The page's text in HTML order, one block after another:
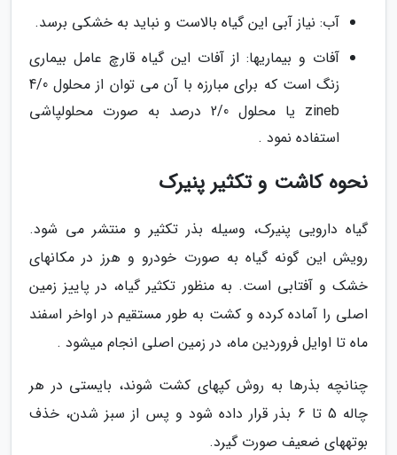
آب: نیاز آبی این گیاه بالاست و نباید به خشکی برسد.
آفات و بیماریها: از آفات این گیاه قارچ عامل بیماری
زنگ است که برای مبارزه با آن می توان از محلول 4/0
zineb یا محلول 2/0 درصد به صورت محلولپاشی
استفاده نمود .
نحوه کاشت و تکثیر پنیرک
گیاه دارویی پنیرک، وسیله بذر تکثیر و منتشر می شود.
رویش این گونه گیاه به صورت خودرو و هرز در مکانهای
خشک و آفتابی است. به منظور تکثیر گیاه، در پاییز زمین
اصلی را آماده کرده و کشت به طور مستقیم در اواخر اسفند
ماه تا اوایل فروردین ماه، در زمین اصلی انجام میشود .
چنانچه بذرها به روش کپهای کشت شوند، بایستی در هر
چاله 5 تا 6 بذر قرار داده شود و پس از سبز شدن، خذف
بوتههای ضعیف صورت گیرد.